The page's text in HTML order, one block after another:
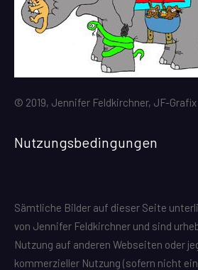
© 2019, Jennifer Feldkirchner, JF-Grafix
Nutzungsbedingungen
Sämtliche Bilder auf dieser Seite
von Jennifer Feldkirchner und sind
Nutzung auf anderen Webseiten oder
kommerzieller Nutzung (sofern nicht